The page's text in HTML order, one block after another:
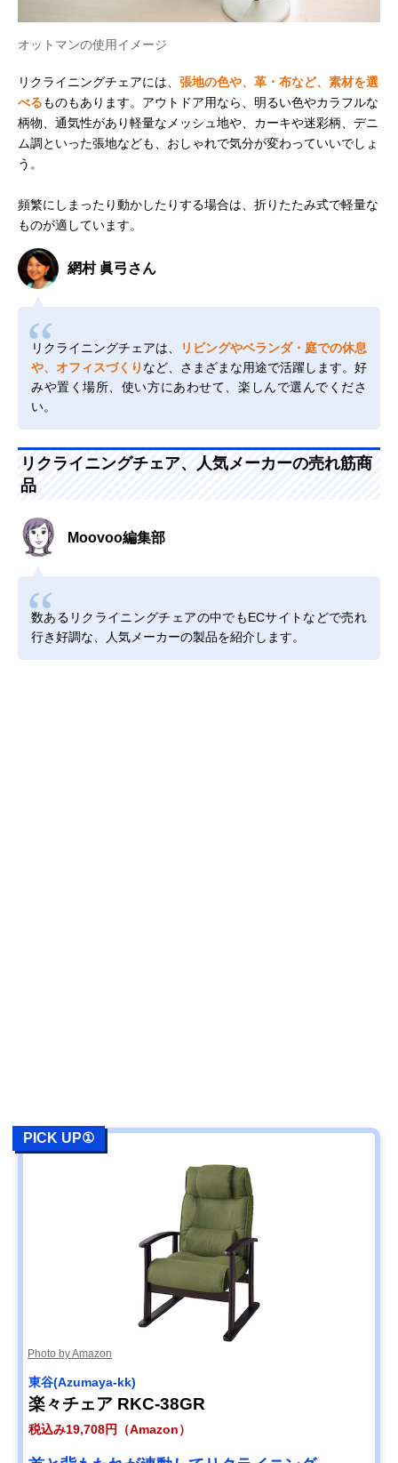
オットマンの使用イメージ
リクライニングチェアには、 張地の色や、革・布など、素材を選
べるものもあります。アウトドア用なら、明るい色やカラフルな
柄物、通気性があり軽量なメッシュ地や、カーキや迷彩柄、デニ
ム調といった張地なども、おしゃれで気分が変わっていいでしょ
う。
頻繁にしまったり動かしたりする場合は、折りたたみ式で軽量な
ものが適しています。
網村 眞弓さん
リクライニングチェアは、
リビングやベランダ・庭での休息
や、オフィスづくり など、さまざまな用途で活躍します。好
みや置く場所、使い方にあわせて、楽しんで選んでくださ
い。
リクライニングチェア、人気メーカーの売れ筋商
品
Moovoo編集部
数あるリクライニングチェアの中でもECサイトなどで売れ
行き好調な、人気メーカーの製品を紹介します。
PICK UP①
Photo by Amazon
東谷(Azumaya-kk)
楽々チェア RKC-38GR
税込み19,708円（Amazon）